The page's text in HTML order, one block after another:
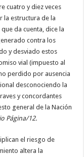
cuatro y diez veces
la estructura de la
da cuenta, dice la
contra los
y desviado estos
vial (impuesto al
perdido por ausencia
desconociendo la
y concordantes
general de la Nación
Página/12.
el riesgo de
altera la